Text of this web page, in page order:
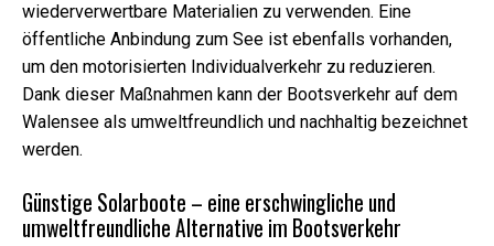
wiederverwertbare Materialien zu verwenden. Eine
öffentliche Anbindung zum See ist ebenfalls vorhanden,
um den motorisierten Individualverkehr zu reduzieren.
Dank dieser Maßnahmen kann der Bootsverkehr auf dem
Walensee als umweltfreundlich und nachhaltig bezeichnet
werden.
Günstige Solarboote – eine erschwingliche und
umweltfreundliche Alternative im Bootsverkehr